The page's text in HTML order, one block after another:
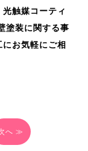
触媒コーティ
塗装に関する事
お気軽にご相
へ ≫